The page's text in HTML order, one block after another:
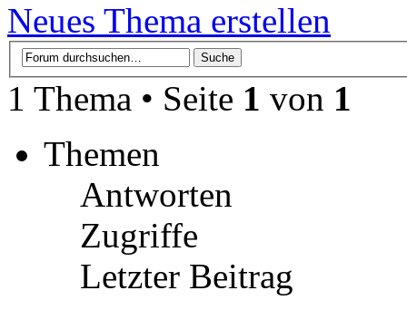
Neues Thema erstellen
1 Thema • Seite 1 von 1
Themen
Antworten
Zugriffe
Letzter Beitrag